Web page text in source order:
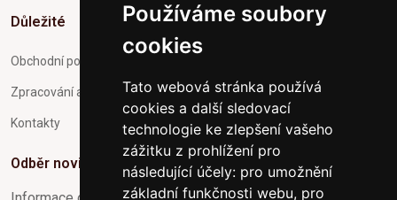
Používáme soubory
cookies
Tato webová stránka používá
cookies a další sledovací
technologie ke zlepšení vašeho
zážitku z prohlížení pro
následující účely: pro umožnění
základní funkčnosti webu, pro
Důležité
Obchodní podmínky
Zpracování a ochrana osobních údajů
Kontakty
Odběr novinek